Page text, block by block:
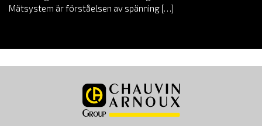
Mätsystem är förståelsen av spänning […]